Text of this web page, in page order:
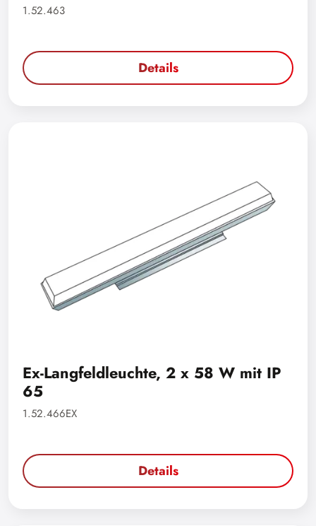
1.52.463
Details
Ex-Langfeldleuchte, 2 x 58 W mit IP
65
1.52.466EX
Details